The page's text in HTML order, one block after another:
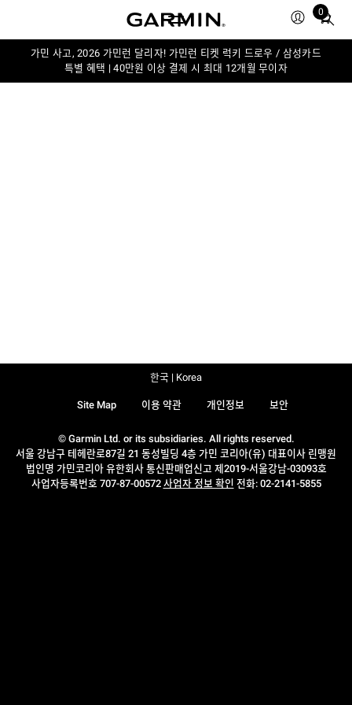
0
Total
in
가민 사고, 2026 가민런 달리자! 가민런 티켓 럭키 드로우 / 삼성카드
특별 혜택 | 40만원 이상 결제 시 최대 12개월 무이자
© Garmin Ltd. or its subsidiaries. All rights reserved.
서울 강남구 테헤란로87길 21 동성빌딩 4층 가민 코리아(유) 대표이사 린맹원
법인명 가민코리아 유한회사 통신판매업신고 제2019-서울강남-03093호
사업자등록번호 707-87-00572 사업자 정보 확인 전화: 02-2141-5855
Site Map 이용 약관 개인정보 보안
한국 | Korea